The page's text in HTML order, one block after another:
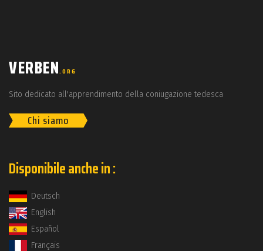
VERBEN.ORG
Sito dedicato all'apprendimento della coniugazione tedesca
Chi siamo
Disponibile anche in :
Deutsch
English
Español
Français